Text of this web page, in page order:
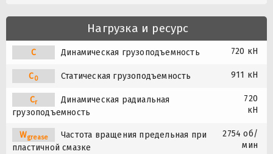
Нагрузка и ресурс
C Динамическая грузоподъемность 720 кН
C0 Статическая грузоподъемность 911 кН
Cr
Динамическая радиальная
грузоподъемность
720
кН
Wgrease
Частота вращения предельная при
пластичной смазке
2754 об/
мин